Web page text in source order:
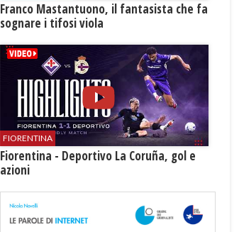
Franco Mastantuono, il fantasista che fa
sognare i tifosi viola
FIORENTINA
Fiorentina - Deportivo La Coruña, gol e
azioni